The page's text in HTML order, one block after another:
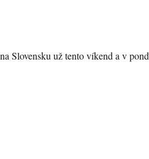
Slovensku už tento víkend a v